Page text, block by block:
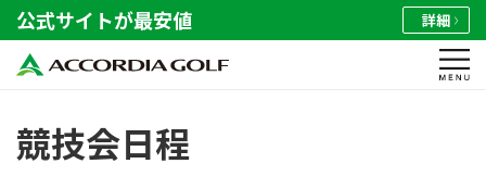
公式サイトが最安値 詳細
競技会日程